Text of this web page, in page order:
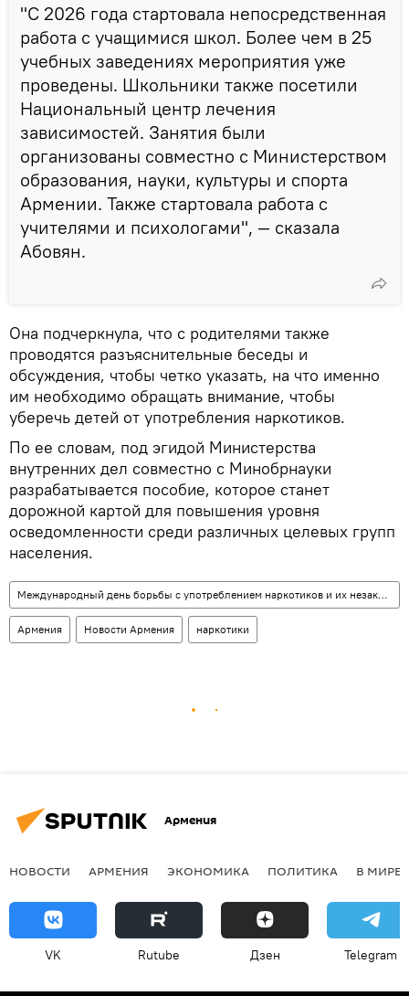
"С 2026 года стартовала непосредственная
работа с учащимися школ. Более чем в 25
учебных заведениях мероприятия уже
проведены. Школьники также посетили
Национальный центр лечения
зависимостей. Занятия были
организованы совместно с Министерством
образования, науки, культуры и спорта
Армении. Также стартовала работа с
учителями и психологами", — сказала
Абовян.
Она подчеркнула, что с родителями также
проводятся разъяснительные беседы и
обсуждения, чтобы четко указать, на что именно
им необходимо обращать внимание, чтобы
уберечь детей от употребления наркотиков.
По ее словам, под эгидой Министерства
внутренних дел совместно с Минобрнауки
разрабатывается пособие, которое станет
дорожной картой для повышения уровня
осведомленности среди различных целевых групп
населения.
Международный день борьбы с употреблением наркотиков и их незаконным оборотом
Армения Новости Армения наркотики
Армения
НОВОСТИ АРМЕНИЯ ЭКОНОМИКА ПОЛИТИКА В МИРЕ
VK Rutube Дзен Telegram